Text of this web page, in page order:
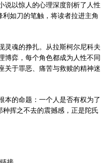
说以惊人的心理深度剖析了人性
如刀的笔触，将读者拉进主角
灵魂的挣扎。从拉斯柯尔尼科夫
博弈，每个角色都成为人性不同
关于罪恶、痛苦与救赎的精神迷
本的命题：一个人是否有权为了
挥之不去的震撼感，正是陀氏